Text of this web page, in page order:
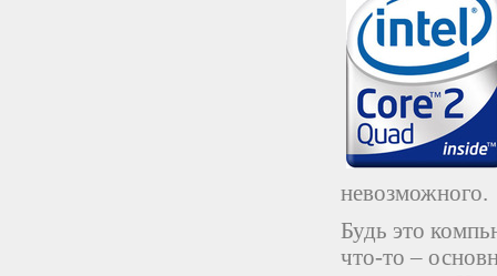
невозможного.
Будь это
что-то –